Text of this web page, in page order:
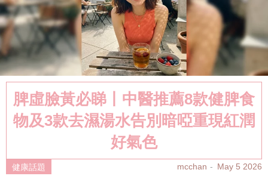
脾虛臉黃必睇丨中醫推薦8款健脾食
物及3款去濕湯水告別暗啞重現紅潤
好氣色
健康話題 mcchan May 5 2026